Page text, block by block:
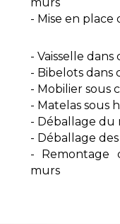
murs
- Mise en place
- Vaisselle dans
- Bibelots dans
- Mobilier sous
- Matelas sous
- Déballage du
- Déballage
- Remontage
murs